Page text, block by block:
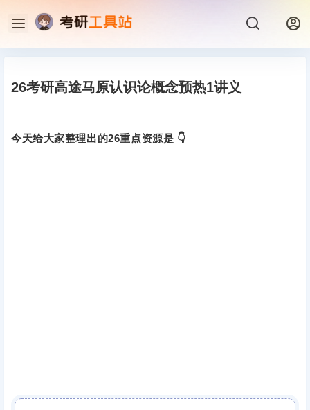
26考研高途马原认识论概念预热1讲义
今天给大家整理出的26重点资源是 👇